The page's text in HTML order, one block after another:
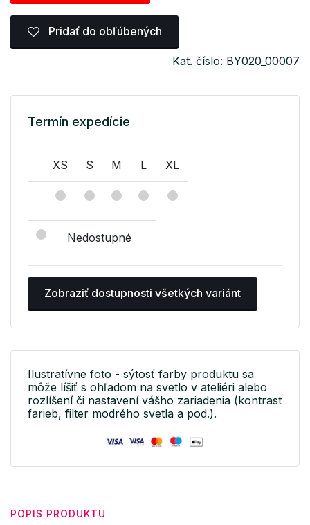
Pridať do obľúbených
Kat. číslo: BY020_00007
Termín expedície
XS S M L XL
Nedostupné
Zobraziť dostupnosti všetkých variánt
Ilustratívne foto - sýtosť farby produktu sa
môže líšiť s ohľadom na svetlo v ateliéri alebo
rozlíšení či nastavení vášho zariadenia (kontrast
farieb, filter modrého svetla a pod.).
POPIS PRODUKTU